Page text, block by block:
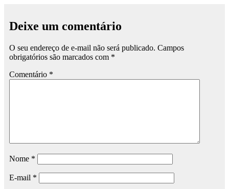
Deixe um comentário
O seu endereço de e-mail não será publicado. Campos
obrigatórios são marcados com *
Comentário *
Nome *
E-mail *